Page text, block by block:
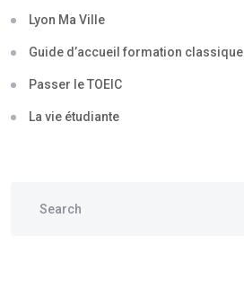
Lyon Ma Ville
Guide d’accueil formation classique
Passer le TOEIC
La vie étudiante